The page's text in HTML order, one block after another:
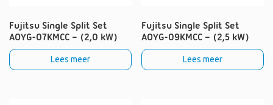
Fujitsu Single Split Set
AOYG-07KMCC – (2,0 kW)
Lees meer
Fujitsu Single Split Set
AOYG-09KMCC – (2,5 kW)
Lees meer